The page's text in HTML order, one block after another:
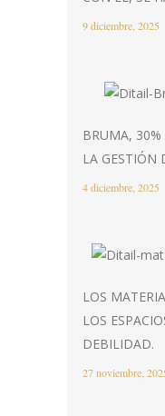
9 diciembre, 2025
BRUMA, 30%
LA GESTIÓN
4 diciembre, 2025
LOS
LOS
DEBILIDAD.
27 noviembre,